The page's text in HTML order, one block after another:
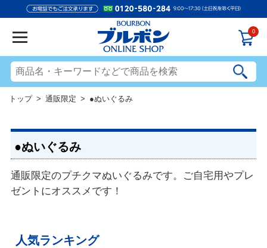
0
トップ> 通販限定 > ●ぬいぐるみ
●ぬいぐるみ
通販限定のプチクマぬいぐるみです。ご自宅用やプレ
ゼントにオススメです！
人気ランキング